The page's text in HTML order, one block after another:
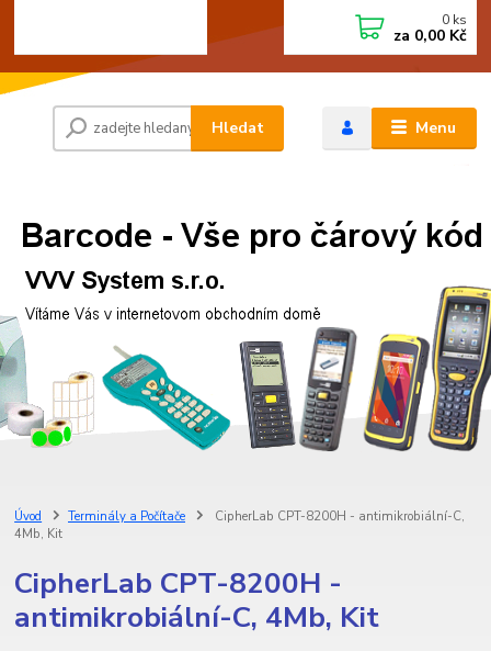
Menu
Hledat
0 ks
za 0,00 Kč
Úvod Terminály a Počítače
CipherLab CPT-8200H - antimikrobiální-C,
4Mb, Kit
CipherLab CPT-8200H -
antimikrobiální-C, 4Mb, Kit